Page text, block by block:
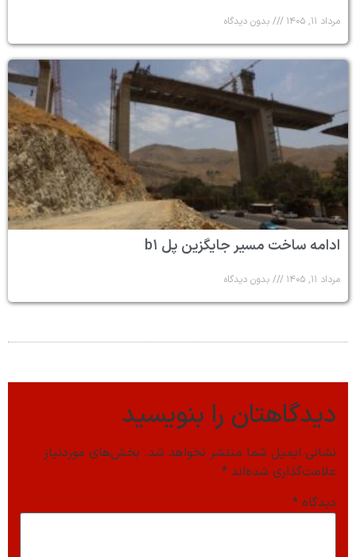
مرداد ۱۱, ۱۴۰۵ بدون دیدگاه
ادامه ساخت مسیر جایگزین پل b۱
مرداد ۱۱, ۱۴۰۵ بدون دیدگاه
دیدگاهتان را بنویسید
نشانی ایمیل شما منتشر نخواهد شد. بخش‌های موردنیاز
علامت‌گذاری شده‌اند *
دیدگاه *